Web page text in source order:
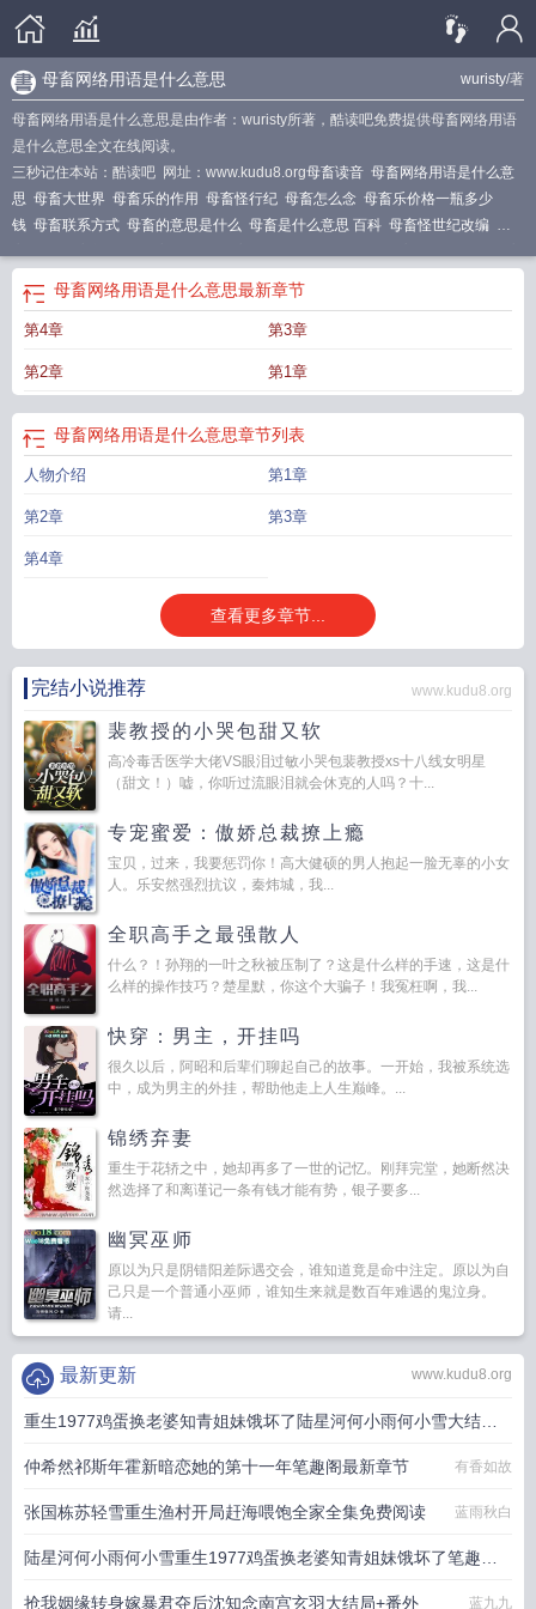
wuristy/著
母畜网络用语是什么意思
母畜网络用语是什么意思是由作者：wuristy所著，酷读吧免费提供母畜网络用语
是什么意思全文在线阅读。
三秒记住本站：酷读吧 网址：www.kudu8.org母畜读音 母畜网络用语是什么意
思 母畜大世界 母畜乐的作用 母畜怪行纪 母畜怎么念 母畜乐价格一瓶多少
钱 母畜联系方式 母畜的意思是什么 母畜是什么意思 百科 母畜怪世纪改编 母
母畜怪纪 母畜训练基地 母畜指什么
顿 母畜什么意思?
么病母畜怪纪元 母畜乐价格母畜怪世
母畜网络用语是什么意思最新章节
第4章 第3章
第2章 第1章
母畜网络用语是什么意思章节列表
人物介绍 第1章
第2章 第3章
第4章
查看更多章节...
完结小说推荐 www.kudu8.org
裴教授的小哭包甜又软
高冷毒舌医学大佬VS眼泪过敏小哭包裴教授xs十八线女明星
（甜文！）嘘，你听过流眼泪就会休克的人吗？十...
专宠蜜爱：傲娇总裁撩上瘾
宝贝，过来，我要惩罚你！高大健硕的男人抱起一脸无辜的小女
人。乐安然强烈抗议，秦炜城，我...
全职高手之最强散人
什么？！孙翔的一叶之秋被压制了？这是什么样的手速，这是什
么样的操作技巧？楚星默，你这个大骗子！我冤枉啊，我...
快穿：男主，开挂吗
很久以后，阿昭和后辈们聊起自己的故事。一开始，我被系统选
中，成为男主的外挂，帮助他走上人生巅峰。...
锦绣弃妻
重生于花轿之中，她却再多了一世的记忆。刚拜完堂，她断然决
然选择了和离谨记一条有钱才能有势，银子要多...
幽冥巫师
原以为只是阴错阳差际遇交会，谁知道竟是命中注定。原以为自
己只是一个普通小巫师，谁知生来就是数百年难遇的鬼泣身。
请...
www.kudu8.org
最新更新
重生1977鸡蛋换老婆知青姐妹饿坏了陆星河何小雨何小雪大结局
+番外 小扑街
仲希然祁斯年霍新暗恋她的第十一年笔趣阁最新章节 有香如故
张国栋苏轻雪重生渔村开局赶海喂饱全家全集免费阅读 蓝雨秋白
陆星河何小雨何小雪重生1977鸡蛋换老婆知青姐妹饿坏了笔趣阁
最新章节 小扑街
抢我姻缘转身嫁暴君夺后沈知念南宫玄羽大结局+番外 蓝九九